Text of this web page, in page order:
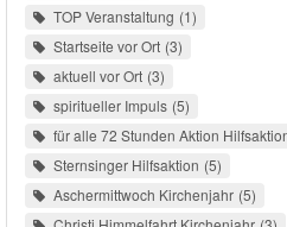
TOP Veranstaltung 1
Startseite vor Ort 3
aktuell vor Ort 3
spiritueller Impuls 5
für alle 72 Stunden Aktion
Sternsinger Hilfsaktion 5
Aschermittwoch Kirchenjahr 5